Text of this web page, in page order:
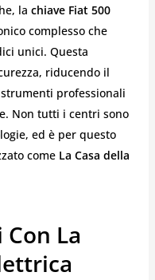
la chiave Fiat 500
complesso che
unici. Questa
riducendo il
professionali
Non tutti i centri sono
ed è per questo
come La Casa della
La